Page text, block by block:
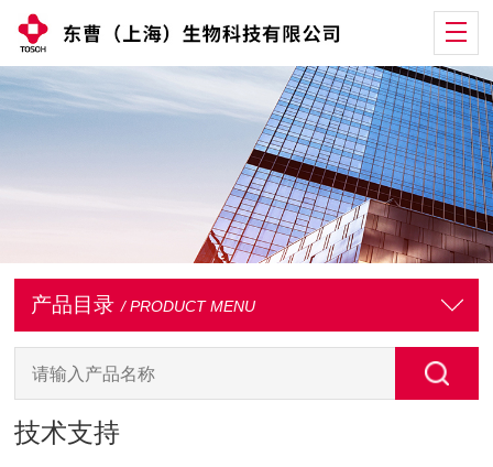
产品目录 / PRODUCT MENU
技术支持